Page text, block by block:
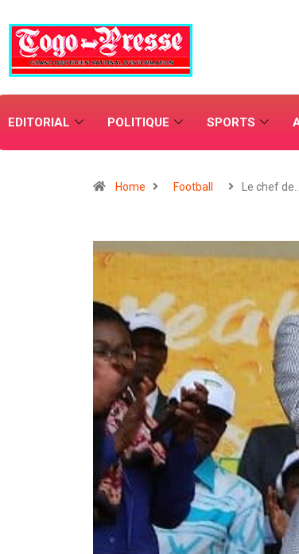
EDITORIAL POLITIQUE SPORTS
Home Football Le chef de…